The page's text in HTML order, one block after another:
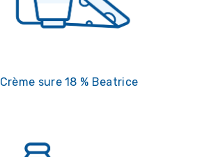
Crème sure 18 % Beatrice